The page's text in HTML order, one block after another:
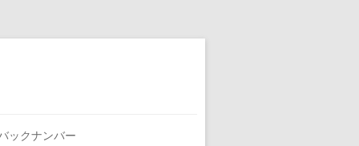
ックナンバー